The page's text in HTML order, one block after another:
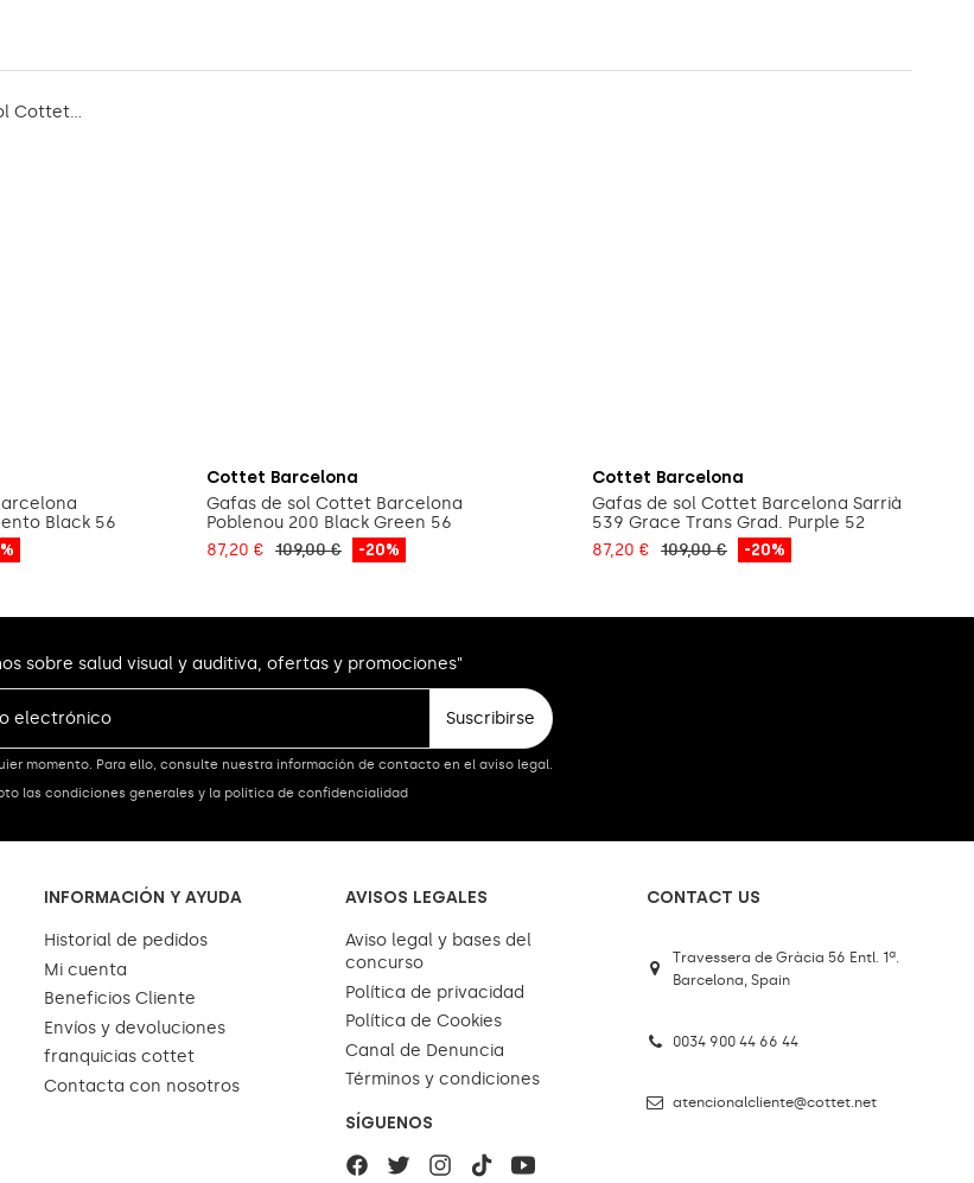
Black 56
Cottet Barcelona
Gafas de sol Cottet Barcelona
Poblenou 200 Black Green 56
87,20 € 109,00 € -20%
Cottet Barcelona
Gafas de sol Cottet Barcelona Sarrià
539 Grace Trans Grad. Purple 52
87,20 € 109,00 € -20%
sobre salud visual y auditiva, ofertas y promociones"
Suscribirse
momento. Para ello, consulte nuestra información de contacto en el aviso legal.
las condiciones generales y la política de confidencialidad
INFORMACIÓN Y AYUDA
Historial de pedidos
Mi cuenta
Beneficios Cliente
Envíos y devoluciones
franquicias cottet
Contacta con nosotros
AVISOS LEGALES
Aviso legal y bases del
concurso
Política de privacidad
Política de Cookies
Canal de Denuncia
Términos y condiciones
SÍGUENOS
CONTACT US
Travessera de Gràcia 56 Entl. 1ª.
Barcelona, Spain
0034 900 44 66 44
atencionalcliente@cottet.net